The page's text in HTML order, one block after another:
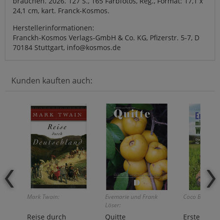
24,1 cm, kart. Franck-Kosmos.
Herstellerinformationen:
Franckh-Kosmos Verlags-GmbH & Co. KG, Pfizerstr. 5-7, D
70184 Stuttgart, info@kosmos.de
Kunden kauften auch:
Mark Twain:
Reise durch
Evemarie und Frank
Löser:
Quitte
Coco
Erste Hilfe